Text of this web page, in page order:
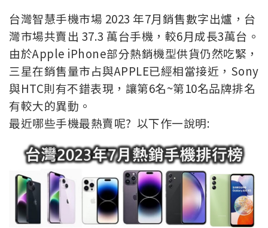
台灣智慧手機市場 2023 年7月銷售數字出爐，台
灣市場共賣出 37.3 萬台手機，較6月成長3萬台。
由於Apple iPhone部分熱銷機型供貨仍然吃緊，
三星在銷售量市占與APPLE已經相當接近，Sony
與HTC則有不錯表現，讓第6名~第10名品牌排名
有較大的異動。
最近哪些手機最熱賣呢? 以下作一說明: